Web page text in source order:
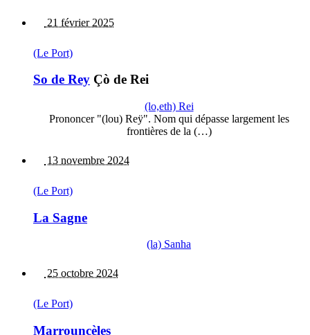
21 février 2025
(Le Port)
So de Rey Çò de Rei
(lo,eth) Rei
Prononcer "(lou) Reÿ". Nom qui dépasse largement les
frontières de la (…)
13 novembre 2024
(Le Port)
La Sagne
(la) Sanha
25 octobre 2024
(Le Port)
Marrouncèles